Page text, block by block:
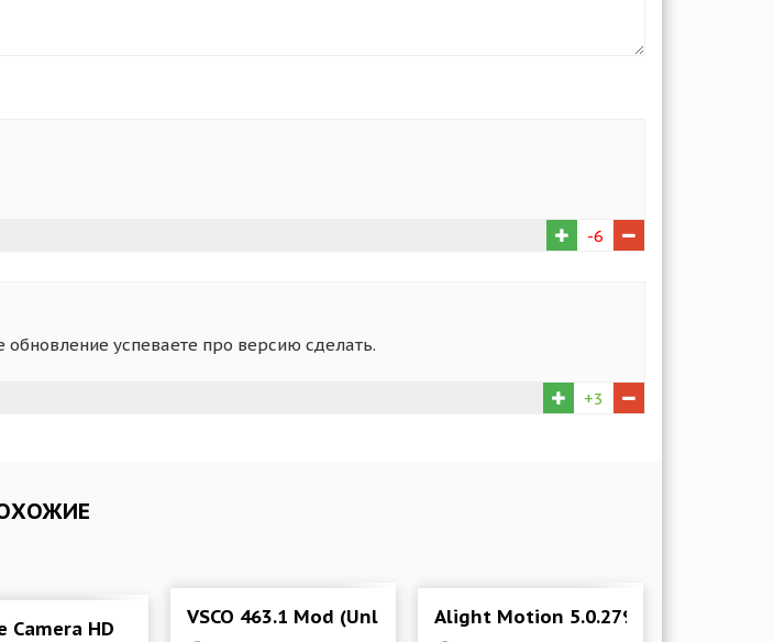
-6
успеваете про версию сделать.
+3
для андроид
Camera HD
VSCO 463.1 Mod (Unlocked)Alight Motion 5.0.279 Mod